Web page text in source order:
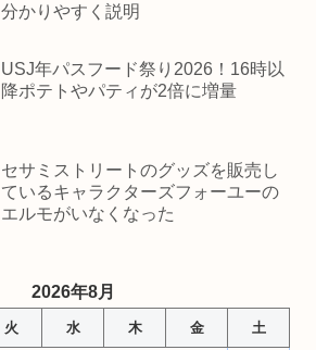
分かりやすく説明
USJ年パスフード祭り2026！16時以
降ポテトやパティが2倍に増量
セサミストリートのグッズを販売し
ているキャラクターズフォーユーの
エルモがいなくなった
2026年8月
火 水 木 金
土